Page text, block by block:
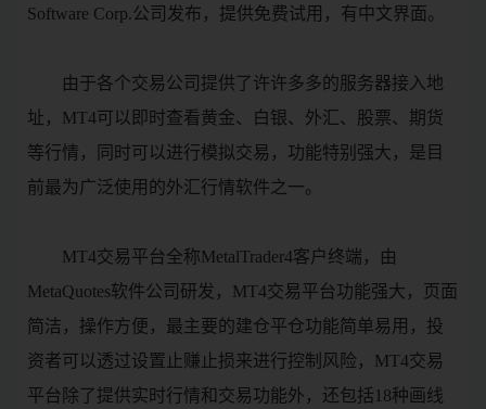
Software Corp.公司发布，提供免费试用，有中文界面。
由于各个交易公司提供了许许多多的服务器接入地
址，MT4可以即时查看黄金、白银、外汇、股票、期货
等行情，同时可以进行模拟交易，功能特别强大，是目
前最为广泛使用的外汇行情软件之一。
MT4交易平台全称MetalTrader4客户终端，由
MetaQuotes软件公司研发，MT4交易平台功能强大，页面
简洁，操作方便，最主要的建仓平仓功能简单易用，投
资者可以透过设置止赚止损来进行控制风险，MT4交易
平台除了提供实时行情和交易功能外，还包括18种画线